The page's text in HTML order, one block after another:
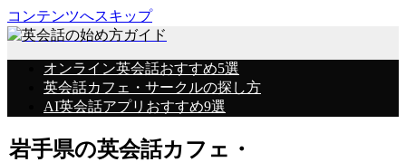
コンテンツへスキップ
オンライン英会話おすすめ5選
英会話カフェ・サークルの探し方
AI英会話アプリおすすめ9選
岩手県の英会話カフェ・